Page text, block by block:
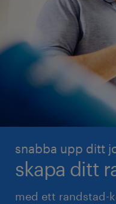
snabba upp ditt
skapa ditt
med ett randstad-